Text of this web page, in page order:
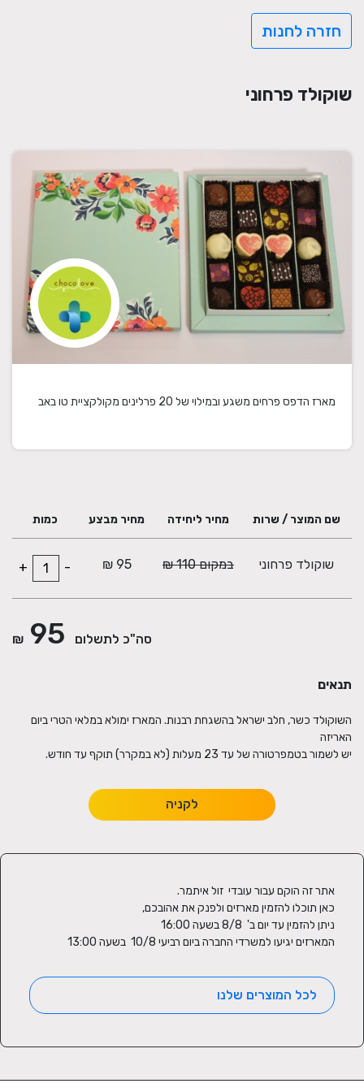
חזרה לחנות
שוקולד פרחוני
מארז הדפס פרחים משגע ובמילוי של 20 פרלינים מקולקציית טו באב
שם המוצר / שרות מחיר ליחידה מחיר מבצע כמות
שוקולד פרחוני במקום 110 ₪ 95 ₪
-
+
סה"כ לתשלום 95
₪
תנאים
השוקולד כשר, חלב ישראל בהשגחת רבנות. המארז ימולא במלאי הטרי ביום
יש לשמור בטמפרטורה של עד 23 מעלות (לא במקרר) תוקף עד חודש.
לקניה
המארזים יגיעו למשרדי החברה ביום רביעי 10/8  בשעה 13:00
לכל המוצרים שלנו